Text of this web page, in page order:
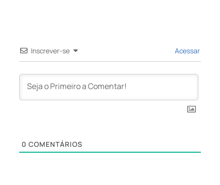
Inscrever-se Acessar
0 COMENTÁRIOS